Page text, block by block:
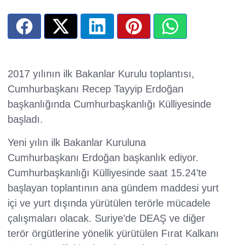
2017 yılının ilk Bakanlar Kurulu toplantısı,
Cumhurbaşkanı Recep Tayyip Erdoğan
başkanlığında Cumhurbaşkanlığı Külliyesinde
başladı.
Yeni yılın ilk Bakanlar Kuruluna
Cumhurbaşkanı Erdoğan başkanlık ediyor.
Cumhurbaşkanlığı Külliyesinde saat 15.24’te
başlayan toplantının ana gündem maddesi yurt
içi ve yurt dışında yürütülen terörle mücadele
çalışmaları olacak. Suriye’de DEAŞ ve diğer
terör örgütlerine yönelik yürütülen Fırat Kalkanı